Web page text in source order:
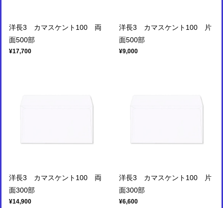
洋長3 カマスケント100 両
面500部
¥17,700
洋長3 カマスケント100 片
面500部
¥9,000
洋長3 カマスケント100 両
面300部
¥14,900
洋長3 カマスケント100 片
面300部
¥6,600